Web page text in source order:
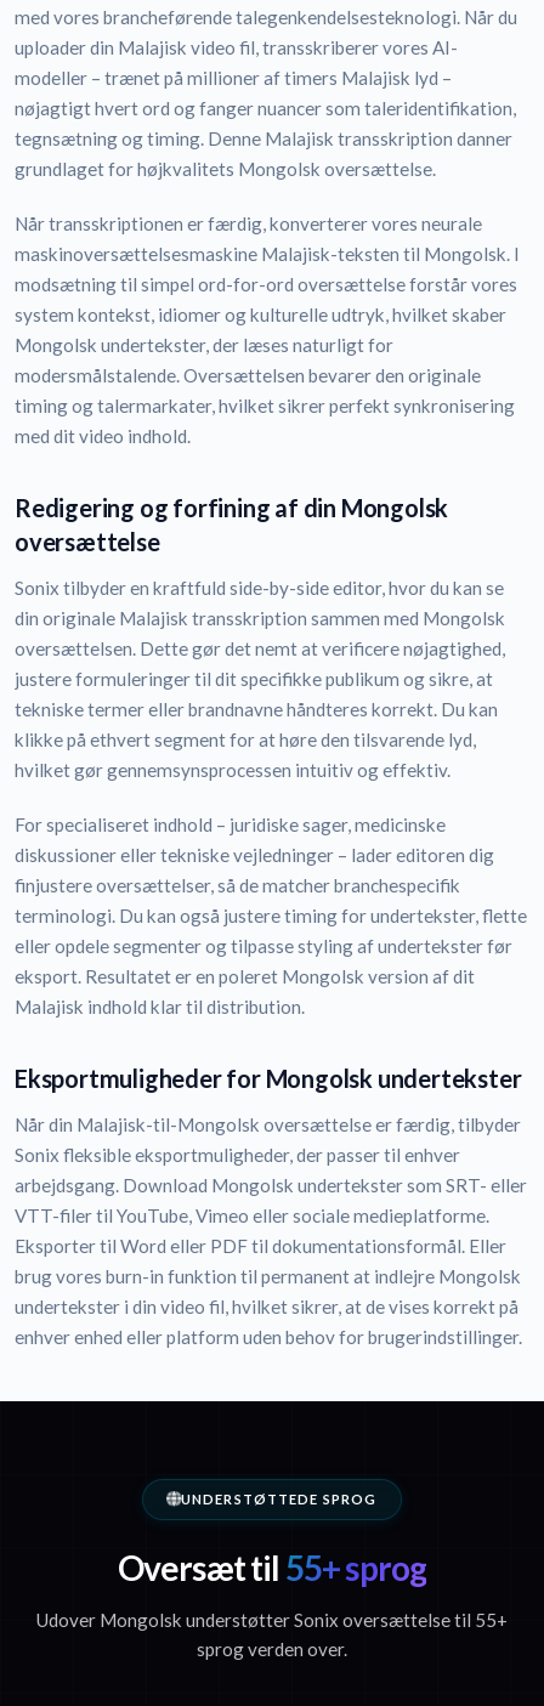
med vores brancheførende talegenkendelsesteknologi. Når du
uploader din Malajisk video fil, transskriberer vores AI-
modeller – trænet på millioner af timers Malajisk lyd –
nøjagtigt hvert ord og fanger nuancer som taleridentifikation,
tegnsætning og timing. Denne Malajisk transskription danner
grundlaget for højkvalitets Mongolsk oversættelse.
Når transskriptionen er færdig, konverterer vores neurale
maskinoversættelsesmaskine Malajisk-teksten til Mongolsk. I
modsætning til simpel ord-for-ord oversættelse forstår vores
system kontekst, idiomer og kulturelle udtryk, hvilket skaber
Mongolsk undertekster, der læses naturligt for
modersmålstalende. Oversættelsen bevarer den originale
timing og talermarkater, hvilket sikrer perfekt synkronisering
med dit video indhold.
Redigering og forfining af din Mongolsk
oversættelse
Sonix tilbyder en kraftfuld side-by-side editor, hvor du kan se
din originale Malajisk transskription sammen med Mongolsk
oversættelsen. Dette gør det nemt at verificere nøjagtighed,
justere formuleringer til dit specifikke publikum og sikre, at
tekniske termer eller brandnavne håndteres korrekt. Du kan
klikke på ethvert segment for at høre den tilsvarende lyd,
hvilket gør gennemsynsprocessen intuitiv og effektiv.
For specialiseret indhold – juridiske sager, medicinske
diskussioner eller tekniske vejledninger – lader editoren dig
finjustere oversættelser, så de matcher branchespecifik
terminologi. Du kan også justere timing for undertekster, flette
eller opdele segmenter og tilpasse styling af undertekster før
eksport. Resultatet er en poleret Mongolsk version af dit
Malajisk indhold klar til distribution.
Eksportmuligheder for Mongolsk undertekster
Når din Malajisk-til-Mongolsk oversættelse er færdig, tilbyder
Sonix fleksible eksportmuligheder, der passer til enhver
arbejdsgang. Download Mongolsk undertekster som SRT- eller
VTT-filer til YouTube, Vimeo eller sociale medieplatforme.
Eksporter til Word eller PDF til dokumentationsformål. Eller
brug vores burn-in funktion til permanent at indlejre Mongolsk
undertekster i din video fil, hvilket sikrer, at de vises korrekt på
enhver enhed eller platform uden behov for brugerindstillinger.
UNDERSTØTTEDE SPROG
Oversæt til 55+ sprog
Udover Mongolsk understøtter Sonix oversættelse til 55+
sprog verden over.